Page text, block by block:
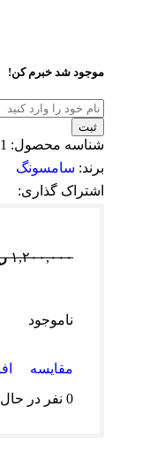
موجود شد خبرم کن!
ثبت
شناسه محصول:
برند: سامسونگ
اشتراک گذاری:
۱,۲۰۰,۰۰۰
ناموجود
مقایسه
0 نفر در